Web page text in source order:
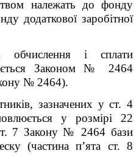
належать до фонду
додаткової заробітної
обчислення і сплати
Законом № 2464
№ 2464).
зазначених у ст. 4
у розмірі 22
7 Закону № 2464 бази
(частина п’ята ст. 8